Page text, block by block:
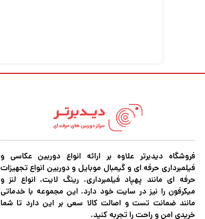
دستگاه های متعددی را وصل کنید
چراغ‌های LED، میکروفون‌ها و بسیاری از دستگاه‌های دیگر را وصل کنید.
پاور بانک دوگانه USB
فروشگاه دیدبرتر علاوه بر ارائه انواع دوربین عکاسی و
فیلمبرداری حرفه ای و گیمبال موبایل و دوربین انواع تجهیزات
حرفه ای مانند پهپاد فیلمبرداری، رینگ لایت، انواع لنز و
میکرفون را نیز در سایت خود دارد. این مجموعه با خدماتی
مانند ضمانت تست و اصالت کالا سعی بر این دارد تا شما
خریدی امن و راحت را تجربه کنید.